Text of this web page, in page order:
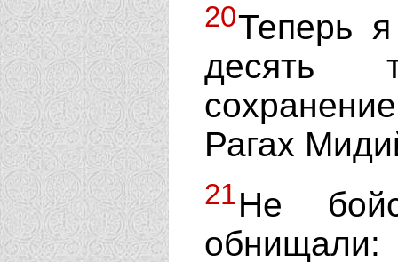
20Теперь
десять
Рагах
21Не